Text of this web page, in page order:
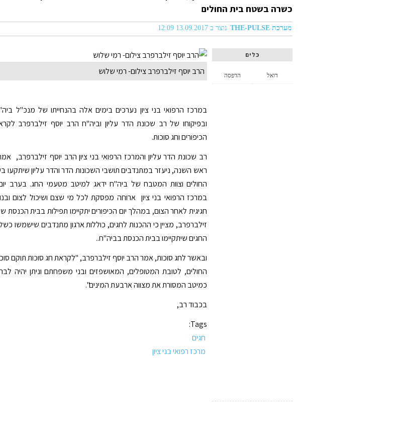
כשרה בשטח בית החולים
מערכת THE-PULSE נוצר ב 13.09.2017 12:09
כלים
הדפסה דואל הרב יוסף זילברפרב צילום- רמי שלוש
במרכז הרפואי בני ציון נערכים בימים אלה בהנחייתו של מנכ"ל
ובפיקוחו של רב שכונת הדר עליון וביה"ח הרב יוסף זילברפרב
הכיפורים וחג סוכות.
רב שכונת הדר עליון והמרכז הרפואי בני ציון הרב יוסף זילברפרב,
ראש השנה, ניעזר במתנדבים תושבי השכונות הדר והדר עליון שיתקעו
החולים וצוות המטבח של ביה"ח ידאג למיטב מטעמי החג. בערב יום
במרכז הרפואי בני ציון ארוחה מפסקת לכל מי שצם ושיכול לצום
חגיגית לאחר הצום, במהלך יום הכיפורים יתקיימו תפילות בבית
זילברפרב, מציין כי ההכנות לחגים, כוללות ארגון מתנדבים שישמשו
החגים שיתקיימו בבית הכנסת בביה"ח..
ובאשר לחג סוכות, אמר הרב יוסף זילברפרב, "לקראת חג סוכות תוקם
החולים, לטובת המטופלים, המאושפזים ובני משפחתם וניתן יהיה
כמיטב המסורת את מצווה ארבעת המינים".
בכבוד רב,
Tags:
חגים
מרכז רפואי בני ציון